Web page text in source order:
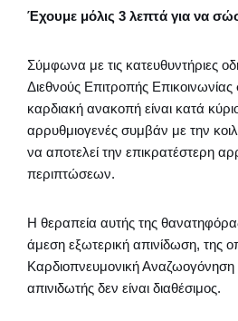
Έχουμε μόλις 3 λεπτά για να
Σύμφωνα με τις κατευθυντήριες
Διεθνούς Επιτροπής
καρδιακή ανακοπή είναι κατά
αρρυθμιογενές συμβάν με την
να αποτελεί την επικρατέστερη
περιπτώσεων.
Η θεραπεία αυτής της
άμεση εξωτερική απινίδωση, της
Καρδιοπνευμονική
απινιδωτής δεν είναι διαθέσιμος.